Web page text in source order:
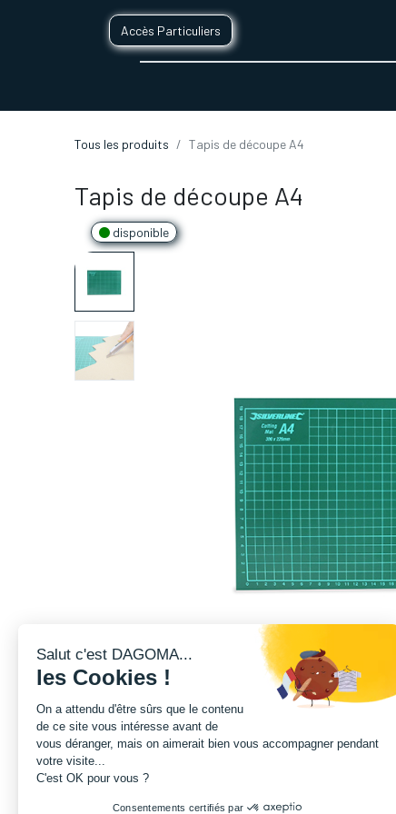
Accès Particuliers
Tous les produits Tapis de découpe A4
Tapis de découpe A4
disponible
Salut c'est DAGOMA...
les Cookies !
On a attendu d'être sûrs que le contenu
de ce site vous intéresse avant de
vous déranger, mais on aimerait bien vous accompagner pendant
votre visite...
C'est OK pour vous ?
Consentements certifiés par